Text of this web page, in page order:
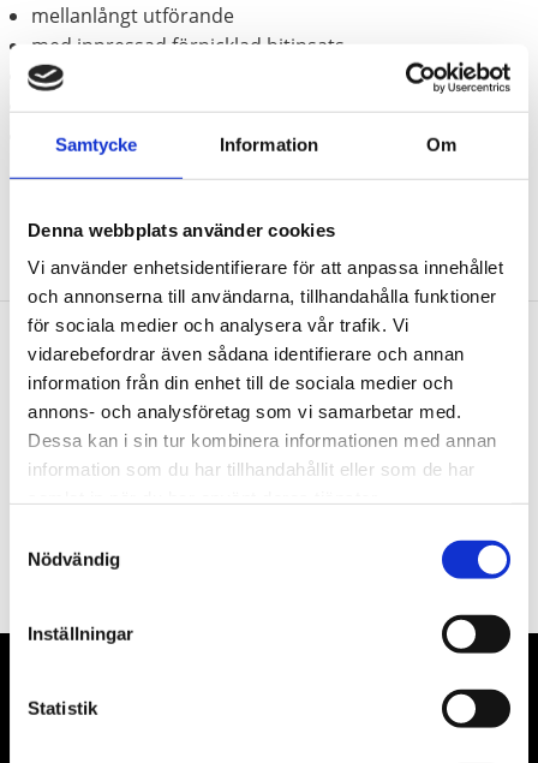
Samtycke Information Om
Denna webbplats använder cookies
Vi använder enhetsidentifierare för att anpassa innehållet
och annonserna till användarna, tillhandahålla funktioner
för sociala medier och analysera vår trafik. Vi
vidarebefordrar även sådana identifierare och annan
information från din enhet till de sociala medier och
annons- och analysföretag som vi samarbetar med.
Dessa kan i sin tur kombinera informationen med annan
information som du har tillhandahållit eller som de har
Nödvändig
Inställningar
Statistik
mellanlångt utförande
med inpressad förnicklad bitinsats
för manuell hantering
Matt satinerat
Krom vanadium
Nyhetsbrev
Dina personuppgifter behandlas i enlighet med vår integritetspolicy